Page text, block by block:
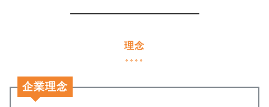
理念
企業理念